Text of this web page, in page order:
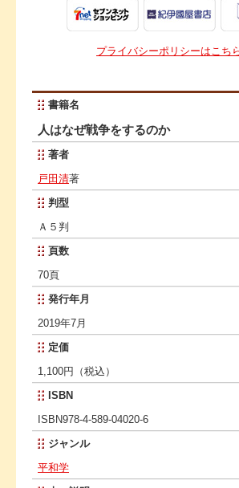
プライバシーポリシーはこち
書籍名
人はなぜ戦争をするのか
著者
戸田清著
判型
Ａ５判
頁数
70頁
発行年月
2019年7月
定価
1,100円（税込）
ISBN
ISBN978-4-589-04020-6
ジャンル
平和学